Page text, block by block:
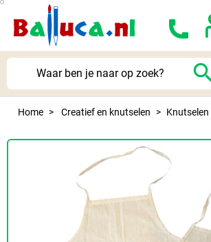
Home Creatief en knutselen Knutselen